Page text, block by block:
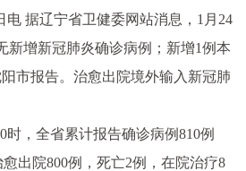
电 据辽宁省卫健委网站消息，1月24
新增新冠肺炎确诊病例；新增1例本
市报告。治愈出院境外输入新冠肺
，全省累计报告确诊病例810例
出院800例，死亡2例，在院治疗8